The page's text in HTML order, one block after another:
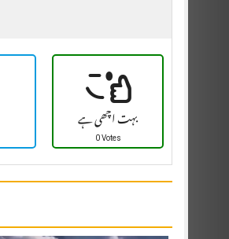
بہت اچھی ہے
0 Votes